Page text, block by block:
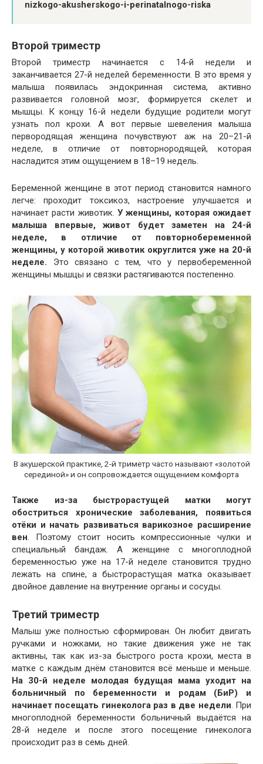
nizkogo-akusherskogo-i-perinatalnogo-riska
Второй триместр
Второй триместр начинается с 14-й недели и
заканчивается 27-й неделей беременности. В это время у
малыша появилась эндокринная система, активно
развивается головной мозг, формируется скелет и
мышцы. К концу 16-й недели будущие родители могут
узнать пол крохи. А вот первые шевеления малыша
первородящая женщина почувствуют аж на 20–21-й
неделе, в отличие от повторнородящей, которая
насладится этим ощущением в 18–19 недель.
Беременной женщине в этот период становится намного
легче: проходит токсикоз, настроение улучшается и
начинает расти животик. У женщины, которая ожидает
малыша впервые, живот будет заметен на 24-й
неделе, в отличие от повторнобеременной
женщины, у которой животик округлится уже на 20-й
неделе. Это связано с тем, что у первобеременной
женщины мышцы и связки растягиваются постепенно.
В акушерской практике, 2-й триметр часто называют «золотой
серединой» и он сопровождается ощущением комфорта
Также из-за быстрорастущей матки могут
обостриться хронические заболевания, появиться
отёки и начать развиваться варикозное расширение
вен. Поэтому стоит носить компрессионные чулки и
специальный бандаж. А женщине с многоплодной
беременностью уже на 17-й неделе становится трудно
лежать на спине, а быстрорастущая матка оказывает
двойное давление на внутренние органы и сосуды.
Третий триместр
Малыш уже полностью сформирован. Он любит двигать
ручками и ножками, но такие движения уже не так
активны, так как из-за быстрого роста крохи, места в
матке с каждым днём становится всё меньше и меньше.
На 30-й неделе молодая будущая мама уходит на
больничный по беременности и родам (БиР) и
начинает посещать гинеколога раз в две недели. При
многоплодной беременности больничный выдаётся на
28-й неделе и после этого посещение гинеколога
происходит раз в семь дней.